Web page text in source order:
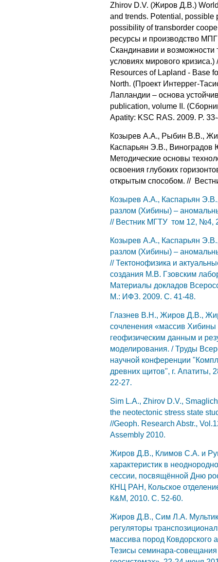
Zhirov D.V. (Жиров Д.В.)
and trends. Potential,
possibility of transborder
ресурсы и производство
Скандинавии и возможности
условиях мирового
Resources of Lapland - Base
North. (Проект Интеррег-
Лапландии – основа
publication, volume II.
Apatity: KSC RAS. 2009. P.
Козырев А.А., Рыбин В.В.,
Каспарьян Э.В.,
Методические основы
освоения глубоких
открытым способом. //
Козырев А.А., Каспарьян
разлом (Хибины) –
// Вестник МГТУ том 12, №4,
Козырев А.А., Каспарьян
разлом (Хибины) –
// Тектонофизика и
создания М.В. Гзовским
Материалы докладов
М.: ИФЗ. 2009. С. 41-48.
Глазнев В.Н., Жиров Д.В.,
сочленения «массив Хибины
геофизическим данным и
моделирования. / Труды
научной конференции
древних щитов", г. Апатиты,
22-27.
Sim L.A., Zhirov D.V.,
the neotectonic stress state
//Geoph. Research Abstr.,
Assembly 2010.
Жиров Д.В., Климов С.А. и
характеристик в
сессии, посвящённой Дню
КНЦ РАН, Кольское
К&М, 2010. C. 52-60.
Жиров Д.В., Сим Л.А.
регуляторы
массива пород Ковдорского
Тезисы семинара-